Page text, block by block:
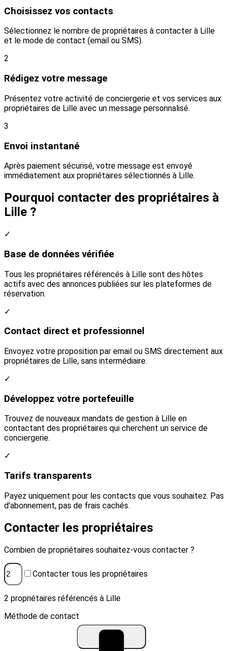
Choisissez vos contacts
Sélectionnez le nombre de propriétaires à contacter à Lille
et le mode de contact (email ou SMS).
2
Rédigez votre message
Présentez votre activité de conciergerie et vos services aux
propriétaires de Lille avec un message personnalisé.
3
Envoi instantané
Après paiement sécurisé, votre message est envoyé
immédiatement aux propriétaires sélectionnés à Lille.
Pourquoi contacter des propriétaires à
Lille ?
✓
Base de données vérifiée
Tous les propriétaires référencés à Lille sont des hôtes
actifs avec des annonces publiées sur les plateformes de
réservation.
✓
Contact direct et professionnel
Envoyez votre proposition par email ou SMS directement aux
propriétaires de Lille, sans intermédiaire.
✓
Développez votre portefeuille
Trouvez de nouveaux mandats de gestion à Lille en
contactant des propriétaires qui cherchent un service de
conciergerie.
✓
Tarifs transparents
Payez uniquement pour les contacts que vous souhaitez. Pas
d'abonnement, pas de frais cachés.
Contacter les propriétaires
Combien de propriétaires souhaitez-vous contacter ?
Contacter tous les propriétaires
2 propriétaires référencés à Lille
Méthode de contact